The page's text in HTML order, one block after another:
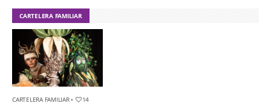
CARTELERA FAMILIAR
CARTELERA FAMILIAR• 14